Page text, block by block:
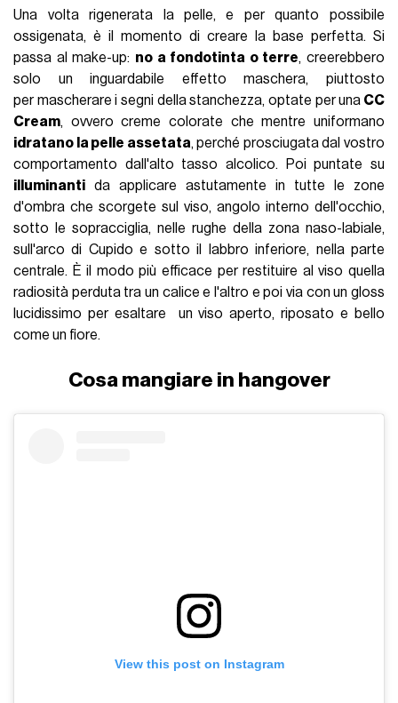
Una volta rigenerata la pelle, e per quanto possibile
ossigenata, è il momento di creare la base perfetta. Si
passa al make-up: no a fondotinta o terre, creerebbero
solo un inguardabile effetto maschera, piuttosto
per mascherare i segni della stanchezza, optate per una CC
Cream, ovvero creme colorate che mentre uniformano
idratano la pelle assetata, perché prosciugata dal vostro
comportamento dall'alto tasso alcolico. Poi puntate su
illuminanti da applicare astutamente in tutte le zone
d'ombra che scorgete sul viso, angolo interno dell'occhio,
sotto le sopracciglia, nelle rughe della zona naso-labiale,
sull'arco di Cupido e sotto il labbro inferiore, nella parte
centrale. È il modo più efficace per restituire al viso quella
radiosità perduta tra un calice e l'altro e poi via con un gloss
lucidissimo per esaltare un viso aperto, riposato e bello
come un fiore.
Cosa mangiare in hangover
View this post on Instagram